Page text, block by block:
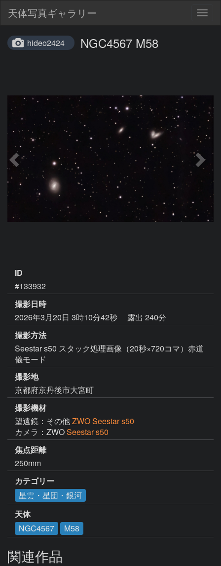
天体写真ギャラリー
hideo2424 NGC4567 M58
ID
#133932
撮影日時
2026年3月20日 3時10分42秒
露出 240分
撮影方法
Seestar s50 スタック処理画像（20秒×720コマ）赤道
儀モード
撮影地
京都府京丹後市大宮町
撮影機材
望遠鏡：その他ZWO Seestar s50
カメラ：ZWOSeestar s50
焦点距離
250mm
カテゴリー
星雲・星団・銀河
天体
NGC4567
M58
関連作品